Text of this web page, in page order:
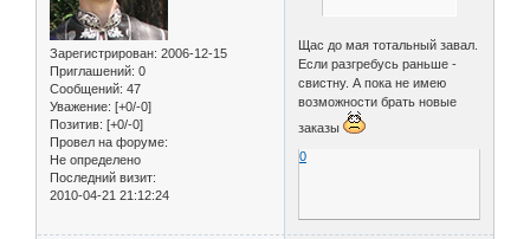
Зарегистрирован: 2006-12-15
Приглашений: 0
Сообщений: 47
Уважение: [+0/-0]
Позитив: [+0/-0]
Провел на форуме:
Не определено
Последний визит:
2010-04-21 21:12:24
Щас до мая тотальный завал.
Если разгребусь раньше -
свистну. А пока не имею
возможности брать новые
заказы
0